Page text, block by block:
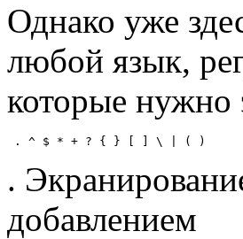
Однако уже
любой язык,
которые нужно
. ^ $ * + ? { } [ ] \ | ( )
.
добавлением